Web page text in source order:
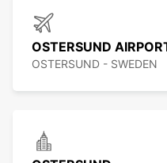
OSTERSUND
OSTERSUND - SWEDEN